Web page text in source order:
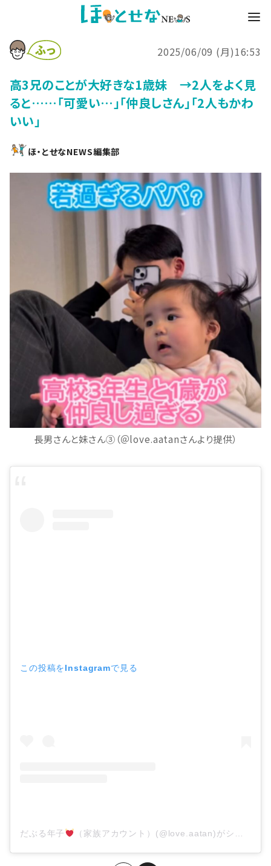
2025/06/09 (月)16:53
高3兄のことが大好きな1歳妹 →2人をよく見
ると……「可愛い…」「仲良しさん」「2人もかわ
いい」
ほ・とせなNEWS編集部
長男さんと妹さん③（＠love.aatanさんより提供）
この投稿をInstagramで見る
だぶる年子 （家族アカウント）(@love.aatan)がシェアした投稿